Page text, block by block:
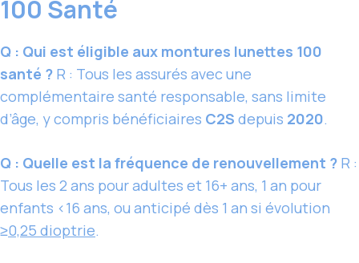
100 Santé
Q : Qui est éligible aux montures lunettes 100
santé ? R : Tous les assurés avec une
complémentaire santé responsable, sans limite
d’âge, y compris bénéficiaires C2S depuis 2020.
Q : Quelle est la fréquence de renouvellement ? R :
Tous les 2 ans pour adultes et 16+ ans, 1 an pour
enfants <16 ans, ou anticipé dès 1 an si évolution
≥0,25 dioptrie.